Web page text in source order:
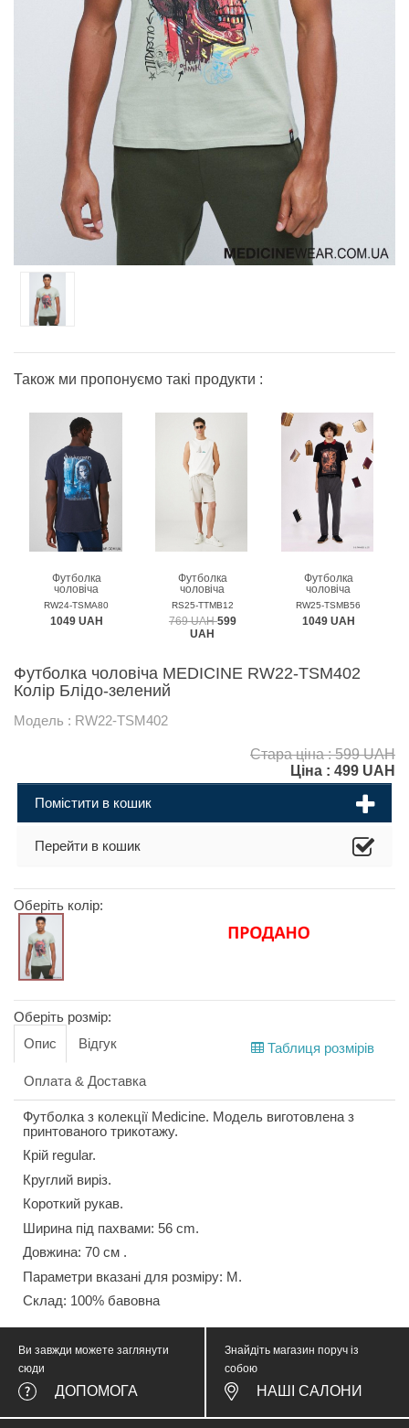
Також ми пропонуємо такі продукти :
Футболка
чоловіча
MEDICINE
RW24-TSMA80
1049 UAH
Футболка
чоловіча
MEDICINE
RS25-TTMB12
769 UAH599
UAH
Футболка
чоловіча
MEDICINE
RW25-TSMB56
1049 UAH
Футболка чоловіча MEDICINE RW22-TSM402
Колір Блідо-зелений
Модель : RW22-TSM402
Стара ціна : 599 UAH
Ціна : 499 UAH
Помістити в кошик
Перейти в кошик
Оберіть колір:
Оберіть розмір:
Таблиця розмірів
Опис Відгук
Оплата & Доставка
Футболка з колекції Medicine. Модель виготовлена з
принтованого трикотажу.
Крій regular.
Круглий виріз.
Короткий рукав.
Ширина під пахвами: 56 cm.
Довжина: 70 см .
Параметри вказані для розміру: М.
Склад: 100% бавовна
Ви завжди можете заглянути
сюди
ДОПОМОГА
Знайдіть магазин поруч із
собою
НАШІ САЛОНИ